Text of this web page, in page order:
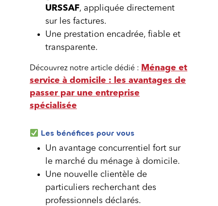
URSSAF, appliquée directement
sur les factures.
Une prestation encadrée, fiable et
transparente.
Découvrez notre article dédié : Ménage et
service à domicile : les avantages de
passer par une entreprise
spécialisée
Les bénéfices pour vous
Un avantage concurrentiel fort sur
le marché du ménage à domicile.
Une nouvelle clientèle de
particuliers recherchant des
professionnels déclarés.